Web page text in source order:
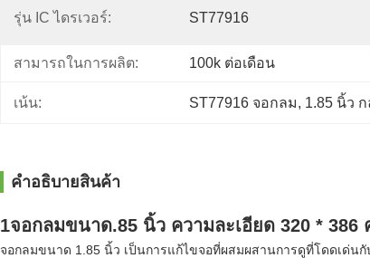
รุ่น IC ไดรเวอร์: ST77916
สามารถในการผลิต: 100k ต่อเดือน
เน้น: ST77916 จอกลม, 1.85 นิ้ว
คําอธิบายสินค้า
1จอกลมขนาด.85 นิ้ว ความละเอียด 320 * 386
จอกลมขนาด 1.85 นิ้ว เป็นการแก้ไขจอที่ผสมผสานการดูที่โดดเด่น